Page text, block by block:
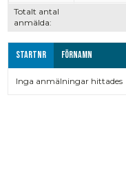
Totalt antal
anmälda:
Startnr Förnamn
Inga anmälningar hittades